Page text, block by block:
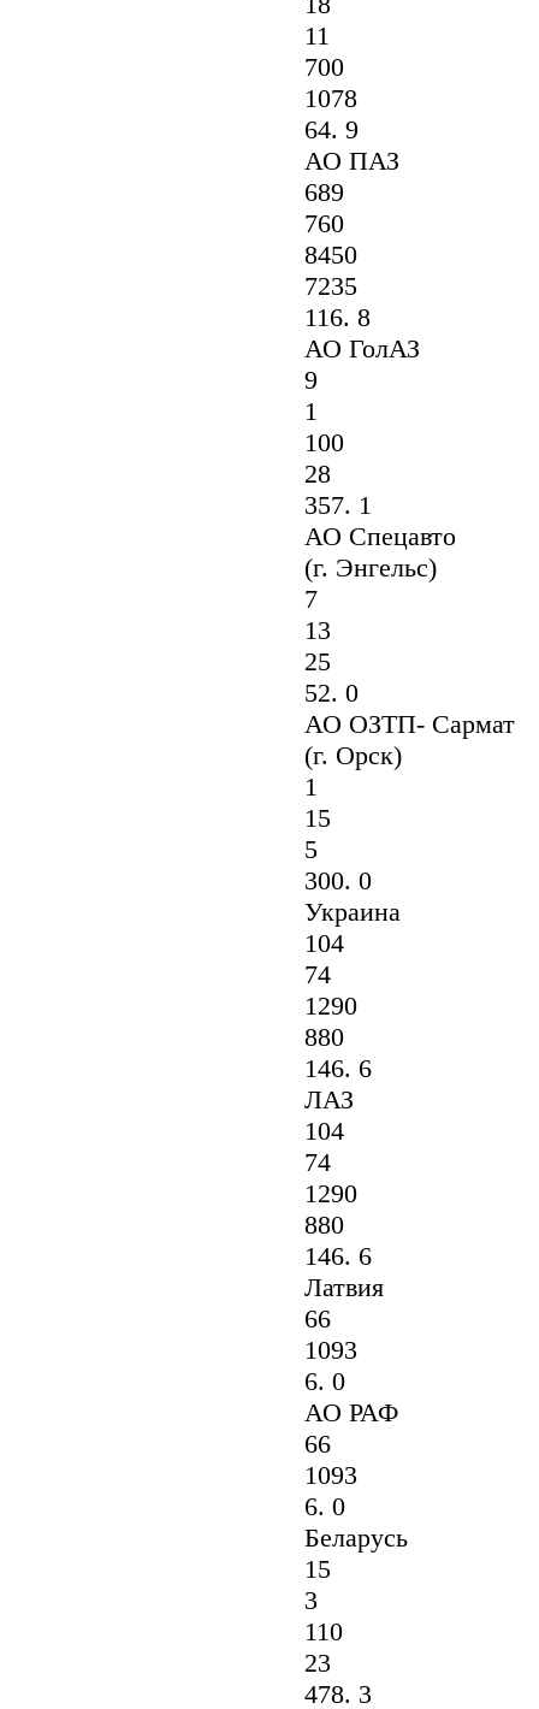
11
700
1078
64. 9
АО ПАЗ
689
760
8450
7235
116. 8
АО ГолАЗ
9
1
100
28
357. 1
АО Спецавто
(г. Энгельс)
7
13
25
52. 0
АО ОЗТП- Сармат
(г. Орск)
1
15
5
300. 0
Украина
104
74
1290
880
146. 6
ЛАЗ
104
74
1290
880
146. 6
Латвия
66
1093
6. 0
АО РАФ
66
1093
6. 0
Беларусь
15
3
110
23
478. 3